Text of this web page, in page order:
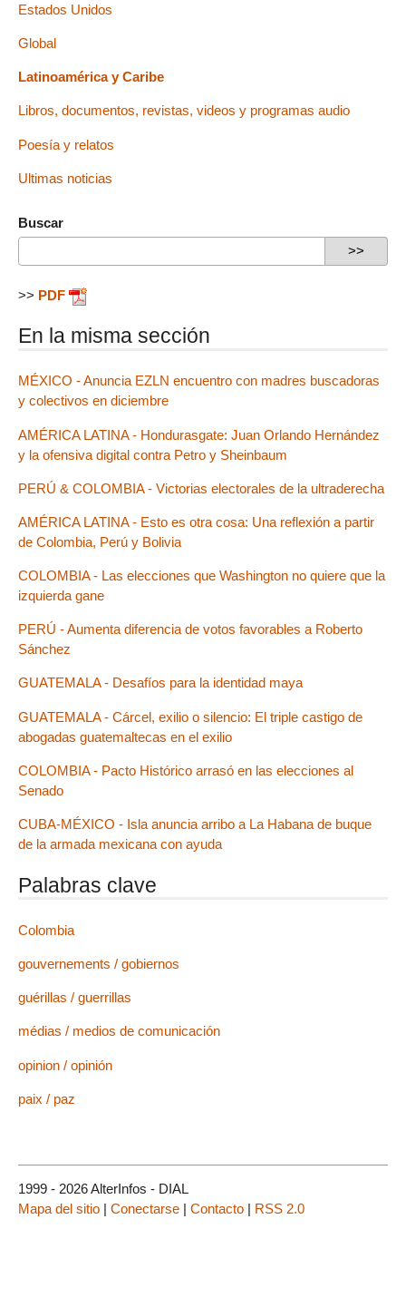
Estados Unidos
Global
Latinoamérica y Caribe
Libros, documentos, revistas, videos y programas audio
Poesía y relatos
Ultimas noticias
Buscar
>> PDF
En la misma sección
MÉXICO - Anuncia EZLN encuentro con madres buscadoras
y colectivos en diciembre
AMÉRICA LATINA - Hondurasgate: Juan Orlando Hernández
y la ofensiva digital contra Petro y Sheinbaum
PERÚ & COLOMBIA - Victorias electorales de la ultraderecha
AMÉRICA LATINA - Esto es otra cosa: Una reflexión a partir
de Colombia, Perú y Bolivia
COLOMBIA - Las elecciones que Washington no quiere que la
izquierda gane
PERÚ - Aumenta diferencia de votos favorables a Roberto
Sánchez
GUATEMALA - Desafíos para la identidad maya
GUATEMALA - Cárcel, exilio o silencio: El triple castigo de
abogadas guatemaltecas en el exilio
COLOMBIA - Pacto Histórico arrasó en las elecciones al
Senado
CUBA-MÉXICO - Isla anuncia arribo a La Habana de buque
de la armada mexicana con ayuda
Palabras clave
Colombia
gouvernements / gobiernos
guérillas / guerrillas
médias / medios de comunicación
opinion / opinión
paix / paz
1999 - 2026 AlterInfos - DIAL
Mapa del sitio | Conectarse | Contacto | RSS 2.0